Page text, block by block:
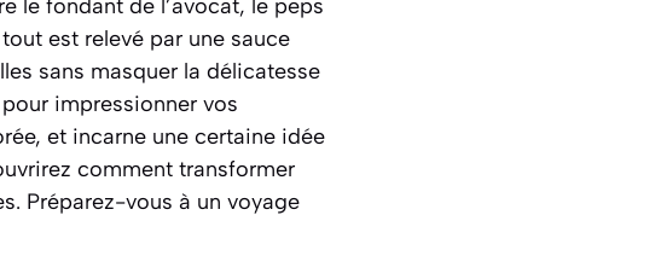
le fondant de l’avocat, le peps
est relevé par une sauce
sans masquer la délicatesse
impressionner vos
et incarne une certaine idée
comment transformer
Préparez-vous à un voyage